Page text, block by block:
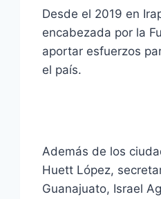
Desde el 2019 en
encabezada por la
aportar esfuerzos
el país.
Además de los
Huett López,
Guanajuato, Israel